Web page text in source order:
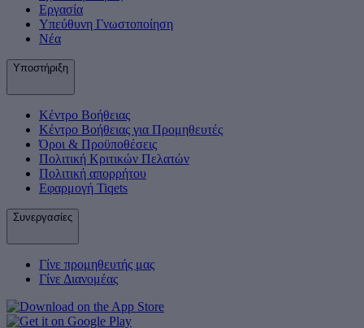
Εργασία
Υπεύθυνη Γνωστοποίηση
Νέα
Υποστήριξη
Κέντρο Βοήθειας
Κέντρο Βοήθειας για Προμηθευτές
Όροι & Προϋποθέσεις
Πολιτική Κριτικών Πελατών
Πολιτική απορρήτου
Εφαρμογή Tiqets
Συνεργασίες
Γίνε προμηθευτής μας
Γίνε Διανομέας